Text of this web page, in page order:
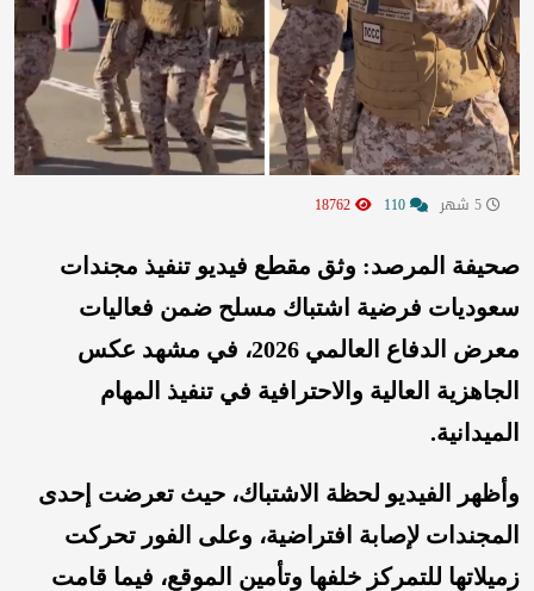
صحيفة المرصد: وثق مقطع فيديو تنفيذ مجندات
سعوديات فرضية اشتباك مسلح ضمن فعاليات
معرض الدفاع العالمي 2026، في مشهد عكس
الجاهزية العالية والاحترافية في تنفيذ المهام
الميدانية.
وأظهر الفيديو لحظة الاشتباك، حيث تعرضت إحدى
المجندات لإصابة افتراضية، وعلى الفور تحركت
زميلاتها للتمركز خلفها وتأمين الموقع، فيما قامت